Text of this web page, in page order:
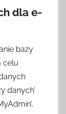
dla e-
bazy
celu
danych’